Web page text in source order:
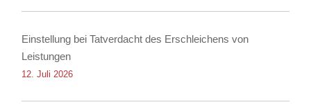
Einstellung bei Tatverdacht des Erschleichens von
Leistungen
12. Juli 2026